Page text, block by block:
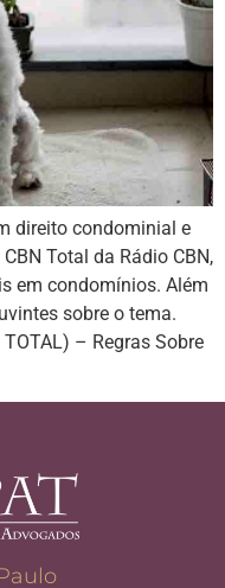
direito condominial e
Total da Rádio CBN,
em condomínios. Além
sobre o tema.
– Regras Sobre